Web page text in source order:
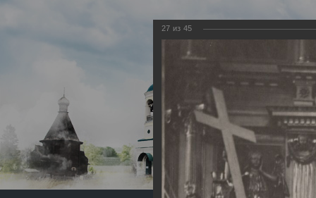
27 из 45